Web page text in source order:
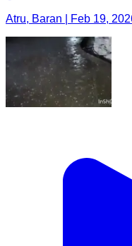
Atru, Baran | Feb 19,